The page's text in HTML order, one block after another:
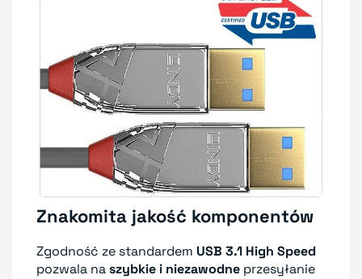
Znakomita jakość komponentów
Zgodność ze standardem USB 3.1 High Speed
pozwala naszybkie i niezawodne przesyłanie